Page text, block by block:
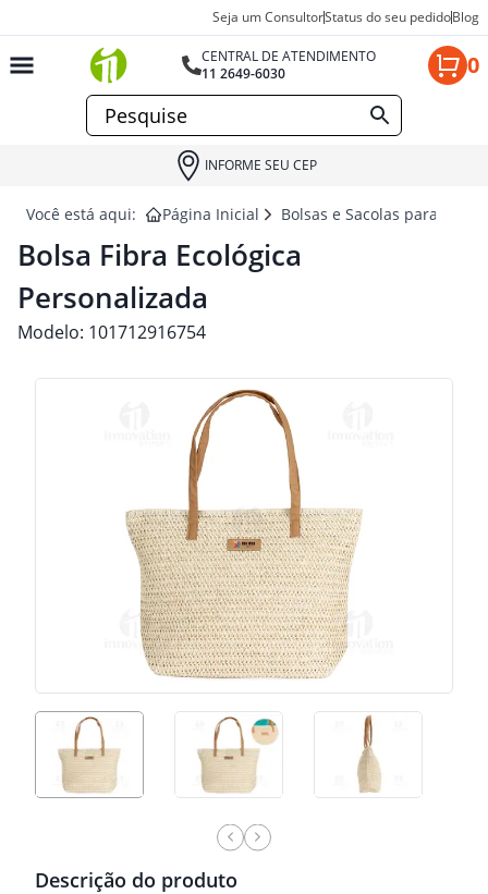
Seja um ConsultorStatus do seu pedidoBlog
CENTRAL DE ATENDIMENTO
11 2649-6030
0
INFORME SEU CEP
Você está aqui: Página Inicial Bolsas e Sacolas para
Bolsa Fibra Ecológica
Personalizada
Modelo: 101712916754
Descrição do produto